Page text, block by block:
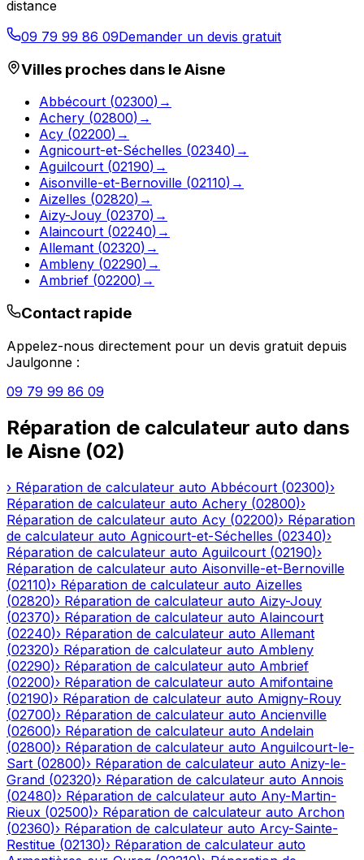
distance
09 79 99 86 09Demander un devis gratuit
Villes proches dans leAisne
Abbécourt (02300) →
Achery (02800) →
Acy (02200) →
Agnicourt-et-Séchelles (02340) →
Aguilcourt (02190) →
Aisonville-et-Bernoville (02110) →
Aizelles (02820) →
Aizy-Jouy (02370) →
Alaincourt (02240) →
Allemant (02320) →
Ambleny (02290) →
Ambrief (02200) →
Contact rapide
Appelez-nous directement pour un devis gratuit depuis
Jaulgonne :
09 79 99 86 09
Réparation de calculateur auto dans
le Aisne (02)
› Réparation de calculateur auto Abbécourt (02300)›
Réparation de calculateur auto Achery (02800)›
Réparation de calculateur auto Acy (02200)› Réparation
de calculateur auto Agnicourt-et-Séchelles (02340)›
Réparation de calculateur auto Aguilcourt (02190)›
Réparation de calculateur auto Aisonville-et-Bernoville
(02110)› Réparation de calculateur auto Aizelles
(02820)› Réparation de calculateur auto Aizy-Jouy
(02370)› Réparation de calculateur auto Alaincourt
(02240)› Réparation de calculateur auto Allemant
(02320)› Réparation de calculateur auto Ambleny
(02290)› Réparation de calculateur auto Ambrief
(02200)› Réparation de calculateur auto Amifontaine
(02190)› Réparation de calculateur auto Amigny-Rouy
(02700)› Réparation de calculateur auto Ancienville
(02600)› Réparation de calculateur auto Andelain
(02800)› Réparation de calculateur auto Anguilcourt-le-
Sart (02800)› Réparation de calculateur auto Anizy-le-
Grand (02320)› Réparation de calculateur auto Annois
(02480)› Réparation de calculateur auto Any-Martin-
Rieux (02500)› Réparation de calculateur auto Archon
(02360)› Réparation de calculateur auto Arcy-Sainte-
Restitue (02130)› Réparation de calculateur auto